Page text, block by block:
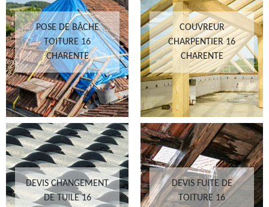
POSE DE BÂCHE
TOITURE 16
CHARENTE
COUVREUR
CHARPENTIER 16
CHARENTE
DEVIS CHANGEMENT
DE TUILE 16
DEVIS FUITE DE
TOITURE 16